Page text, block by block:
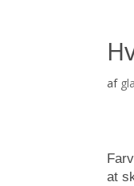
af
at